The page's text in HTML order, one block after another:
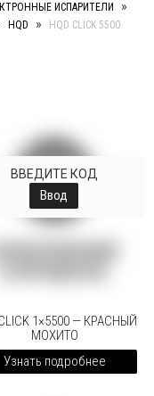
ИСПАРИТЕЛИ »
HQD » HQD CLICK 5500
ВВЕДИТЕ КОД
Ввод
1×5500 — КРАСНЫЙ
МОХИТО
Узнать подробнее